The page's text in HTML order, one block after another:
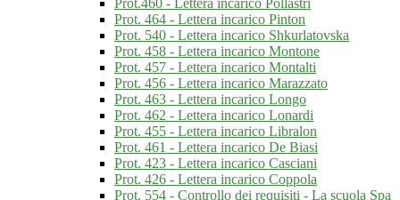
Prot.460 - Lettera incarico Pollastri
Prot. 464 - Lettera incarico Pinton
Prot. 540 - Lettera incarico Shkurlatovska
Prot. 458 - Lettera incarico Montone
Prot. 457 - Lettera incarico Montalti
Prot. 456 - Lettera incarico Marazzato
Prot. 463 - Lettera incarico Longo
Prot. 462 - Lettera incarico Lonardi
Prot. 455 - Lettera incarico Libralon
Prot. 461 - Lettera incarico De Biasi
Prot. 423 - Lettera incarico Casciani
Prot. 426 - Lettera incarico Coppola
Prot. 554 - Controllo dei requisiti - La scuola Spa